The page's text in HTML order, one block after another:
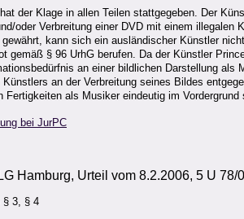
der Klage in allen Teilen stattgegeben. Der
oder Verbreitung einer DVD mit einem
kann sich ein ausländischer Künstler
gemäß § 96 UrhG berufen. Da der Künstler
an einer bildlichen Darstellung
an der Verbreitung seines Bildes
Fertigkeiten als Musiker eindeutig im Vordergrund
bei JurPC
Hamburg, Urteil vom 8.2.2006, 5 U 78/
§ 3, § 4